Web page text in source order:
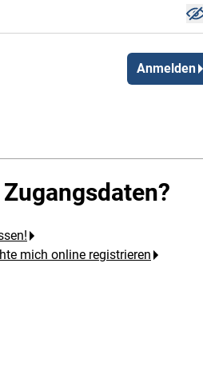
Anmelden
mich online registrieren